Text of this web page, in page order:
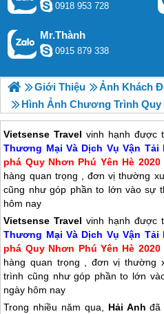
0918 953 728
Mr.Thành
0915 879 338
Giới Thiệu
Ảnh Khách
Hình Ảnh Chương Trình Quy Nhơn - Phú Yên
Vietsense Travel vinh hạnh được
Thương Mại Và Dịch Vụ Vận Tải
phá Quy Nhơn Phú Yên Hè 2020
hàng quan trọng , đơn vị thường
cũng như góp phần to lớn vào sự
hôm nay
Vietsense Travel vinh hạnh được
Thương Mại Và Dịch Vụ Vận Tải
phá Quy Nhơn Phú Yên Hè 2020
hàng quan trọng , đơn vị thường
trình cũng như góp phần to lớn
ngày hôm nay
Trong nhiều năm qua, Hải Anh